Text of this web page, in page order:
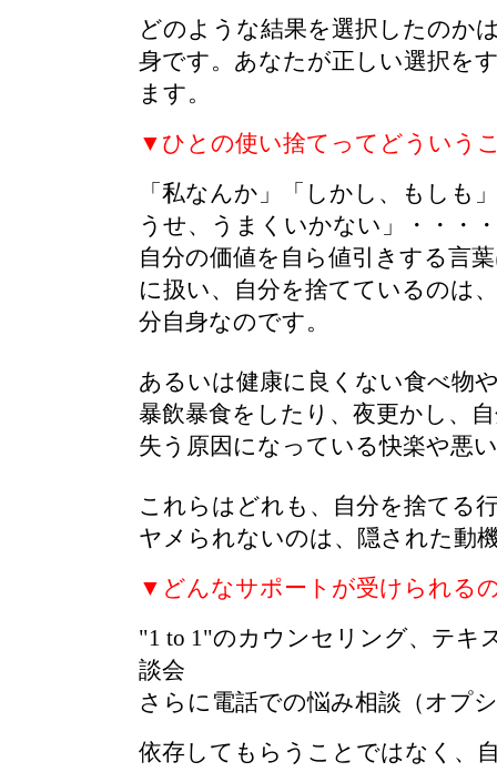
どのような結果を選択したのか
身です。あなたが正しい選択を
ます。
▼ひとの使い捨てってどういう
「私なんか」「しかし、もしも
うせ、うまくいかない」・・・・
自分の価値を自ら値引きする言
に扱い、自分を捨てているのは
分自身なのです。
あるいは健康に良くない食べ物
暴飲暴食をしたり、夜更かし、
失う原因になっている快楽や悪
これらはどれも、自分を捨てる
ヤメられないのは、隠された動
▼どんなサポートが受けられる
"1 to 1"のカウンセリング、テキ
談会
さらに電話での悩み相談（オプ
依存してもらうことではなく、